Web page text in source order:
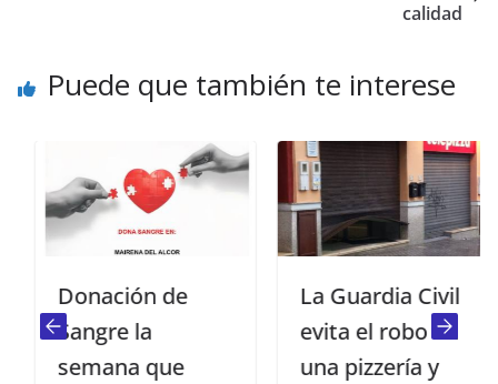
calidad
Puede que también te interese
Donación de
Sangre la
semana que
La Guardia Civil
evita el robo en
una pizzería y